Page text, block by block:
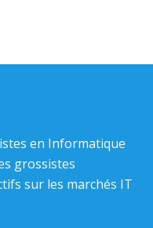
en Informatique
grossistes
sur les marchés IT